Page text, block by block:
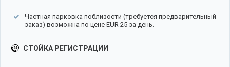
Частная парковка поблизости (требуется предварительный
заказ) возможна по цене EUR 25 за день.
СТОЙКА РЕГИСТРАЦИИ